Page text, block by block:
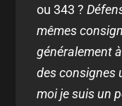
ou 343 ?
mêmes
généralement
des consignes
moi je suis un